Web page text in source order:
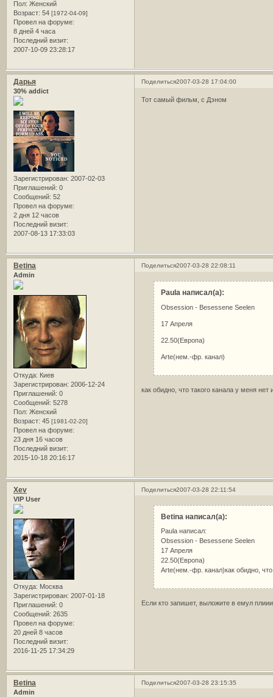
Пол: Женский
Возраст: 54 [1972-04-09]
Провел на форуме:
8 дней 4 часа
Последний визит:
2007-10-09 23:28:17
Поделиться2007-03-28 17:04:00
Дарья
30% addict
Зарегистрирован: 2007-02-03
Приглашений: 0
Сообщений: 52
Провел на форуме:
2 дня 12 часов
Последний визит:
2007-08-13 17:33:03
Тот самый фильм, с Дэном
Поделиться2007-03-28 22:08:11
Betina
Admin
Откуда: Киев
Зарегистрирован: 2006-12-24
Приглашений: 0
Сообщений: 5278
Пол: Женский
Возраст: 45 [1981-02-20]
Провел на форуме:
23 дня 16 часов
Последний визит:
2015-10-18 20:16:17
Paula написал(а):
Obsession - Besessene Seelen
17 Апреля
22.50(Европа)
Arte(нем.-фр. канал)
как обидно, что такого канала у меня
Поделиться2007-03-28 22:11:54
Xev
VIP User
Откуда: Москва
Зарегистрирован: 2007-01-18
Приглашений: 0
Сообщений: 2635
Провел на форуме:
20 дней 8 часов
Последний визит:
2016-11-25 17:34:29
Betina написал(а):
Paula написал:
Obsession - Besessene Seelen
17 Апреля
22.50(Европа)
Arte(нем.-фр. канал)как обидно,
Если кто запишет, выложите в емул
Поделиться2007-03-28 23:15:35
Betina
Admin